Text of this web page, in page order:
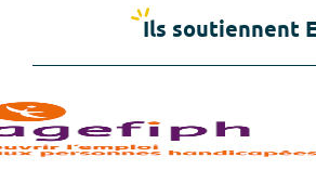
Ils soutiennent